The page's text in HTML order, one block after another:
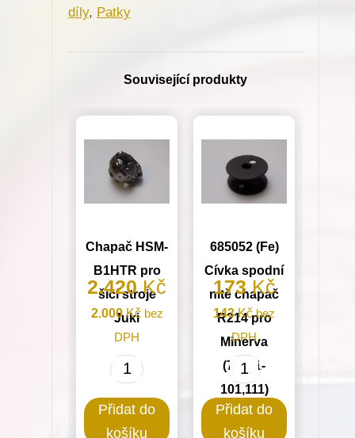
pro
díly, Patky
Související produkty
Chapač HSM-
B1HTR pro
šicí stroje
Juki
2.420Kč
2.000Kčbez
DPH
Chapač
B1HTR
Přidat do
košíku
685052 (Fe)
Cívka spodní
nitě chapač
R214 pro
Minerva
(72711-
101,111)
173Kč
143Kčbez
DPH
685052
(Fe)
Cívka
Přidat do
košíku